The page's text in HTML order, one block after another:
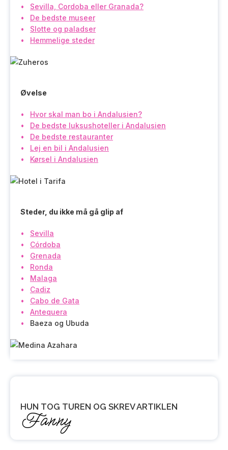
Sevilla, Cordoba eller Granada?
De bedste museer
Slotte og paladser
Hemmelige steder
Øvelse
Hvor skal man bo i Andalusien?
De bedste luksushoteller i Andalusien
De bedste restauranter
Lej en bil i Andalusien
Kørsel i Andalusien
Steder, du ikke må gå glip af
Sevilla
Córdoba
Grenada
Ronda
Malaga
Cadiz
Cabo de Gata
Antequera
Baeza og Ubuda
HUN TOG TUREN OG SKREV ARTIKLEN
Fanny